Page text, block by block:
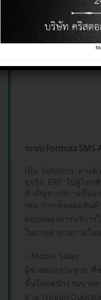
ระบบ Formula SMS
เป็น Solution ทางด้
ธุรกิจ ERP ไปสู่โท
สำคัญจากสถานที่นอ
เช่น การเช็คยอดสิน
ตอบสนองการบริการ
ในการทำงานภายใน
– Mobile Sales
ผู้ช่วยของงานขาย ที่
ขึ้นโดยพนักงานขา
สามารถออก